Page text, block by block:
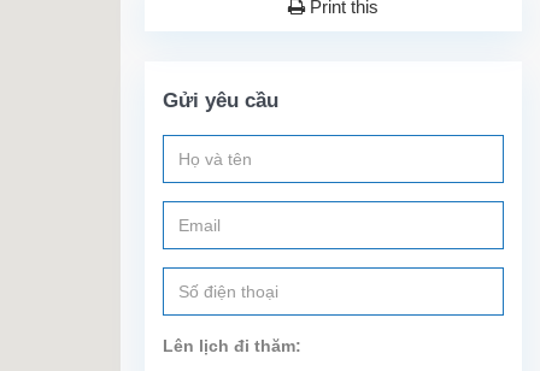
Print this
Gửi yêu cầu
Lên lịch đi thăm: